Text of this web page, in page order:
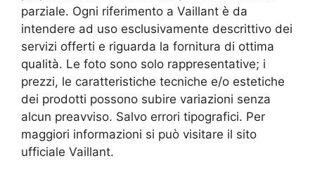
parziale. Ogni riferimento a Vaillant è da
intendere ad uso esclusivamente descrittivo dei
servizi offerti e riguarda la fornitura di ottima
qualità. Le foto sono solo rappresentative; i
prezzi, le caratteristiche tecniche e/o estetiche
dei prodotti possono subire variazioni senza
alcun preavviso. Salvo errori tipografici. Per
maggiori informazioni si può visitare il sito
ufficiale Vaillant.